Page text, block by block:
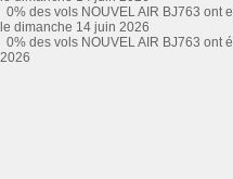
0% des vols NOUVEL AIR BJ763 ont
le dimanche 14 juin 2026
0% des vols NOUVEL AIR BJ763 ont
2026